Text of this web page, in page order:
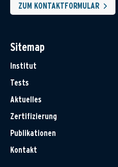
ZUM KONTAKTFORMULAR
Sitemap
Institut
Tests
Aktuelles
Zertifizierung
Publikationen
Kontakt